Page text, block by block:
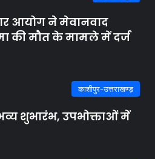
आयोग ने मेवानवाद
की मौत के मामले में दर्ज
काशीपुर-उत्तराखण्ड़
शुभारंभ, उपभोक्ताओं में